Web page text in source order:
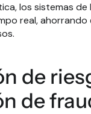
los sistemas
real,
de
de